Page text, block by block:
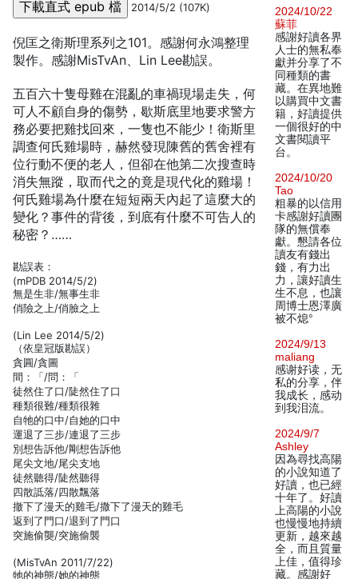
2014/5/2 (107K)
倪匡之衛斯理系列之101。感謝何永鴻整理
製作。感謝MisTvAn、Lin Lee勘誤。
五百六十隻母雞在混亂的車禍現場走失，何
可人不顧自身的傷勢，歇斯底里地要求警方
務必要把雞找回來，一隻也不能少！衛斯里
調查何氏雞場時，赫然發現陳舊的舊舍裡有
位行動不便的老人，但卻在他第二次搜查時
消失無蹤，取而代之的竟是現代化的雞場！
何氏雞場為什麼在短短兩天內起了這麼大的
變化？事件的背後，到底有什麼不可告人的
秘密？……
勘誤表：
(mPDB 2014/5/2)
無是生非/無事生非
俏險之上/俏臉之上
(Lin Lee 2014/5/2)
（依皇冠版勘誤）
貪圓/貪圖
間：「/問：「
徒然住了口/陡然住了口
種類很難/種類很雜
自牠的口中/自她的口中
運退了三步/連退了三步
別想告訴他/剛想告訴他
尾尖文地/尾尖支地
徒然聽得/陡然聽得
四散詆落/四散飄落
撤下了漫天的雞毛/撒下了漫天的雞毛
返到了門口/退到了門口
突施偷龑/突施偷襲
(MisTvAn 2011/7/22)
牠的神態/她的神態
2024/10/22
蘇菲
感謝好讀各界
人士的無私奉
獻并分享了不
同種類的書
藏。在異地難
以購買中文書
籍，好讀提供
一個很好的中
文書閱讀平
台。
2024/10/20
Tao
粗暴的以信用
卡感謝好讀團
隊的無償奉
獻。懇請各位
讀友有錢出
錢，有力出
力，讓好讀生
生不息，也讓
周博士恩澤廣
被不熄°
2024/9/13
maliang
感谢好读，无
私的分享，伴
我成长，感动
到我泪流。
2024/9/7
Ashley
因為尋找高陽
的小說知道了
好讀，也已經
十年了。好讀
上高陽的小說
也慢慢地持續
更新，越來越
全，而且質量
上佳，值得珍
藏。感謝好